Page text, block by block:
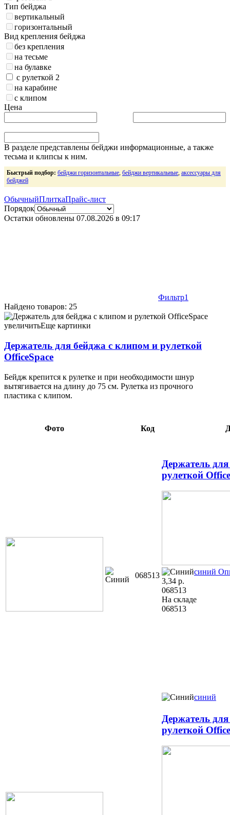
Тип бейджа
вертикальный
горизонтальный
Вид крепления бейджа
без крепления
на тесьме
на булавке
с рулеткой 2
на карабине
с клипом
Цена
В разделе представлены бейджи информационные, а также
тесьма и клипсы к ним.
Быстрый подбор: бейджи горизонтальные, бейджи вертикальные, аксессуары для
бейджей
ОбычныйПлиткаПрайс-лист
Порядок
Остатки обновлены 07.08.2026 в 09:17
Фильтр1
Найдено товаров: 25
Держатель для бейджа с клипом и рулеткой OfficeSpace синий
3,34 068513 черный 3,34 068514
увеличитьЕще картинки
Держатель для бейджа с клипом и рулеткой
OfficeSpace
Бейдж крепится к рулетке и при необходимости шнур
вытягивается на длину до 75 см. Рулетка из прочного
пластика с клипом.
Фото Код
068513
Держатель
рулеткой
синий
3,34 р.
068513
На складе
068513
синий
Держатель
рулеткой